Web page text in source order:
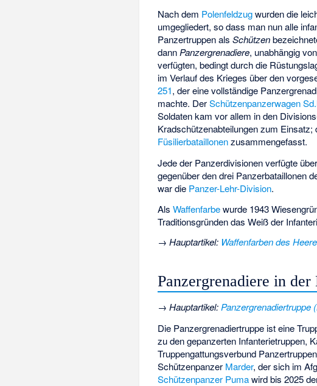
Nach dem Polenfeldzugwurden die
umgegliedert, so dass man nun alle
Panzertruppen alsSchützen
dann Panzergrenadiere, unabhängig
verfügten, bedingt durch die
im Verlauf des Krieges über den
251, der eine vollständige
machte. DerSchützenpanzerwagen
Soldaten kam vor allem in den
Kradschützenabteilungen zum
Füsilierbataillonenzusammengefasst.
Jede der Panzerdivisionen verfügte
gegenüber den drei Panzerbataillonen
war die Panzer-Lehr-Division.
AlsWaffenfarbewurde 1943
Traditionsgründen das Weiß der
→Hauptartikel: Waffenfarben des
Panzergrenadiere in der
→Hauptartikel: Panzergrenadiertruppe
Die Panzergrenadiertruppe ist eine
zu den gepanzerten Infanterietruppen,
Truppengattungsverbund
Schützenpanzer Marder, der sich im
Schützenpanzer Pumawird bis 2025